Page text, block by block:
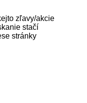
zľavy/akcie
stačí
stránky